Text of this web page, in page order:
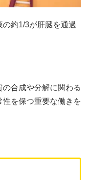
約1/3が肝臓を通過
合成や分解に関わる
を保つ重要な働きを